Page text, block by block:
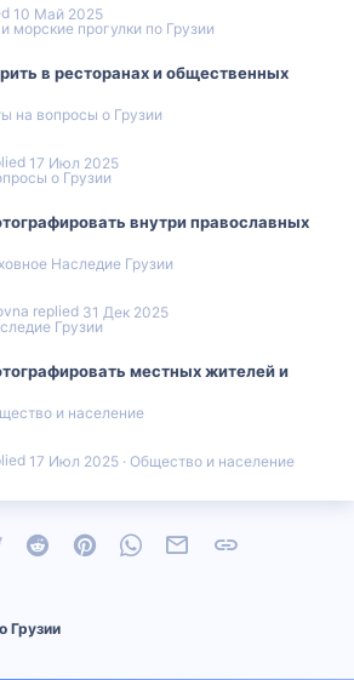
морские прогулки по Грузии
10 Май 2025
в ресторанах и общественных
на вопросы о Грузии
о Грузии
17 Июл 2025
внутри православных
Наследие Грузии
Грузии
31 Дек 2025
местных жителей и
и население
Общество и население
17 Июл 2025
Twitter Reddit PinterestWhatsAppЭлектронная почта
Грузии